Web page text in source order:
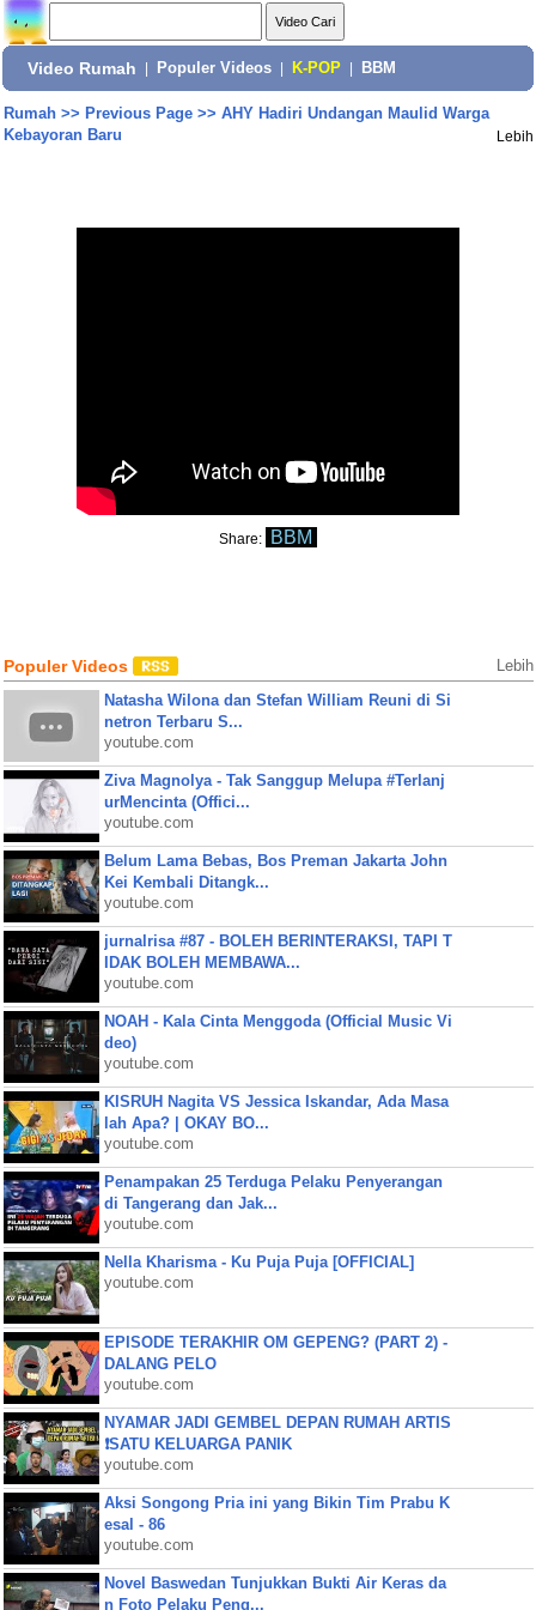
Video Rumah Populer Videos K-POP BBM
Rumah>> Previous Page>> AHY Hadiri Undangan Maulid Warga
Kebayoran Baru
Lebih
Share: BBM
Populer Videos Lebih
Natasha Wilona dan Stefan William Reuni di Si
netron Terbaru S...
youtube.com
Ziva Magnolya - Tak Sanggup Melupa #Terlanj
urMencinta (Offici...
youtube.com
Belum Lama Bebas, Bos Preman Jakarta John
Kei Kembali Ditangk...
youtube.com
jurnalrisa #87 - BOLEH BERINTERAKSI, TAPI T
IDAK BOLEH MEMBAWA...
youtube.com
NOAH - Kala Cinta Menggoda (Official Music Vi
deo)
youtube.com
KISRUH Nagita VS Jessica Iskandar, Ada Masa
lah Apa? | OKAY BO...
youtube.com
Penampakan 25 Terduga Pelaku Penyerangan
di Tangerang dan Jak...
youtube.com
Nella Kharisma - Ku Puja Puja [OFFICIAL]
youtube.com
EPISODE TERAKHIR OM GEPENG? (PART 2) -
DALANG PELO
youtube.com
NYAMAR JADI GEMBEL DEPAN RUMAH ARTIS
❗SATU KELUARGA PANIK
youtube.com
Aksi Songong Pria ini yang Bikin Tim Prabu K
esal - 86
youtube.com
Novel Baswedan Tunjukkan Bukti Air Keras da
n Foto Pelaku Peng...